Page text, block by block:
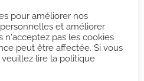
thermiques
besoins
pour améliorer nos
et améliorer
n'acceptez pas les cookies
peut être affectée. Si vous
lire la politique